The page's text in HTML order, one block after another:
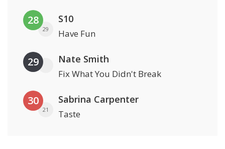
28
29
S10
Have Fun
29 Nate Smith
Fix What You Didn't Break
30
21
Sabrina Carpenter
Taste